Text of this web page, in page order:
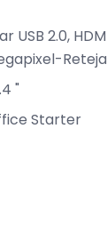
USB 2.0,
Reteja
"
Starter